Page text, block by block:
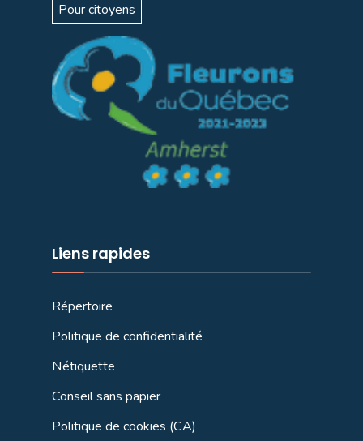
Pour citoyens
Liens rapides
Répertoire
Politique de confidentialité
Nétiquette
Conseil sans papier
Politique de cookies (CA)